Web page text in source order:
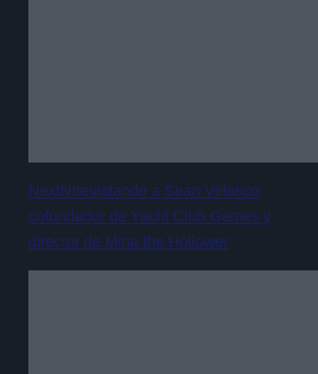
NextNtrevistando a Sean Velasco,
cofundador de Yacht Club Games y
director de Mina the Hollower